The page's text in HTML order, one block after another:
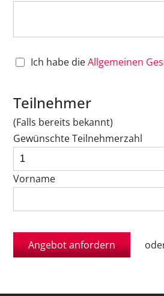
Ich habe dieAllgemeinen
Teilnehmer
(Falls bereits bekannt)
Gewünschte Teilnehmerzahl
Vorname